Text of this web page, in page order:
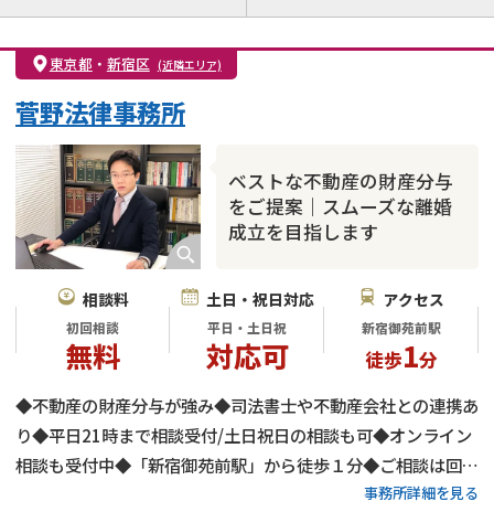
離婚前相談
離婚調停
離婚裁判
親権・面会交流権
DV
モラハラ
不貞・不倫慰謝料請求
国際離婚
財産分与
東京都 ・ 新宿区 (近隣エリア)
ベストな不動産の財産分与
をご提案｜スムーズな離婚
成立を目指します
菅野法律事務所
相談料
初回相談
無料
土日・祝日対応
平日・土日祝
対応可
アクセス
新宿御苑前駅
徒歩1分
◆不動産の財産分与が強み◆司法書士や不動産会社との連携あ
り◆平日21時まで相談受付/土日祝日の相談も可◆オンライン
相談も受付中◆「新宿御苑前駅」から徒歩１分◆ご相談は回数
問わず無料◆子の監護に関する相談実績多数◆高齢者の離婚相
事務所詳細を見る